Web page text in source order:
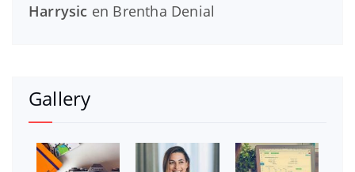
Harrysic en Brentha Denial
Gallery